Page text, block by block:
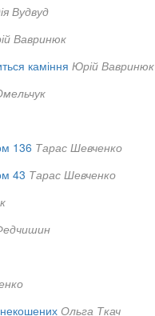
Вудвуд
Вавринюк
каміння Юрій Вавринюк
136 Тарас Шевченко
43 Тарас Шевченко
Ольга Ткач